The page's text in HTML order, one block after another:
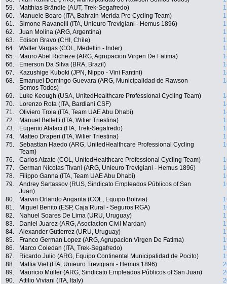
59.
Matthias Brändle (AUT, Trek-Segafredo)
60.
Manuele Boaro (ITA, Bahrain Merida Pro Cycling Team)
61.
Simone Ravanelli (ITA, Unieuro Trevigiani - Hemus 1896)
62.
Juan Molina (ARG, Argentina)
63.
Edison Bravo (CHI, Chile)
64.
Walter Vargas (COL, Medellin - Inder)
65.
Mauro Abel Richeze (ARG, Agrupacion Virgen De Fatima)
66.
Emerson Da Silva (BRA, Brazil)
67.
Kazushige Kuboki (JPN, Nippo - Vini Fantini)
68.
Emanuel Domingo Guevara (ARG, Municipalidad de Rawson
Somos Todos)
69. Luke Keough (USA, UnitedHealthcare Professional Cycling Team)
70.
Lorenzo Rota (ITA, Bardiani CSF)
71.
Oliviero Troia (ITA, Team UAE Abu Dhabi)
72.
Manuel Belletti (ITA, Wilier Triestina)
73.
Eugenio Alafaci (ITA, Trek-Segafredo)
74.
Matteo Draperi (ITA, Wilier Triestina)
75.
Sebastian Haedo (ARG, UnitedHealthcare Professional Cycling
Team)
76. Carlos Alzate (COL, UnitedHealthcare Professional Cycling Team)
77.
German Nicolas Tivani (ARG, Unieuro Trevigiani - Hemus 1896)
78.
Filippo Ganna (ITA, Team UAE Abu Dhabi)
79.
Andrey Sartassov (RUS, Sindicato Empleados Públicos of San
Juan)
80. Marvin Orlando Angarita (COL, Equipo Bolivia)
81.
Miguel Benito (ESP, Caja Rural - Seguros RGA)
82.
Nahuel Soares De Lima (URU, Uruguay)
83.
Daniel Juarez (ARG, Asociacion Civil Mardan)
84.
Alexander Gutierrez (URU, Uruguay)
85.
Franco German Lopez (ARG, Agrupacion Virgen De Fatima)
86.
Marco Coledan (ITA, Trek-Segafredo)
87.
Ricardo Julio (ARG, Equipo Continental Municipalidad de Pocito)
88.
Mattia Viel (ITA, Unieuro Trevigiani - Hemus 1896)
89.
Mauricio Muller (ARG, Sindicato Empleados Públicos of San Juan)
90.
Attilio Viviani (ITA, Italy)